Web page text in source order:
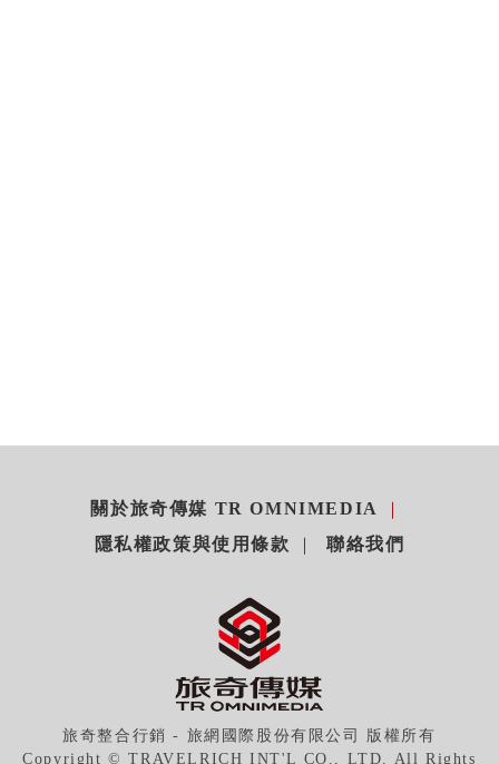
關於旅奇傳媒 TR OMNIMEDIA
隱私權政策與使用條款
聯絡我們
旅奇整合行銷 - 旅網國際股份有限公司 版權所有
Copyright © TRAVELRICH INT'L CO., LTD. All Rights